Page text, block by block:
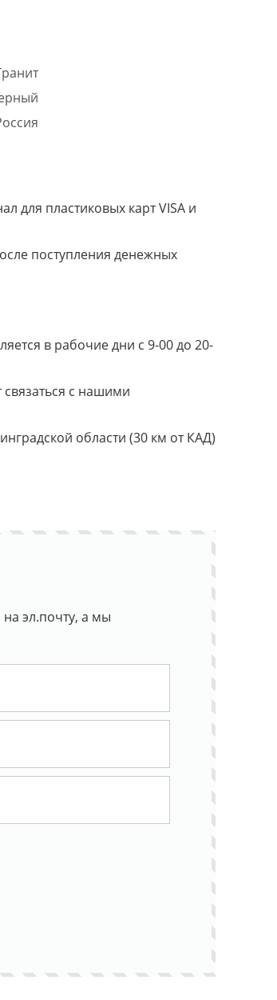
для пластиковых карт VISA и
поступления денежных
в рабочие дни с 9-00 до 20-
с нашими
области (30 км от КАД)
эл.почту, а мы